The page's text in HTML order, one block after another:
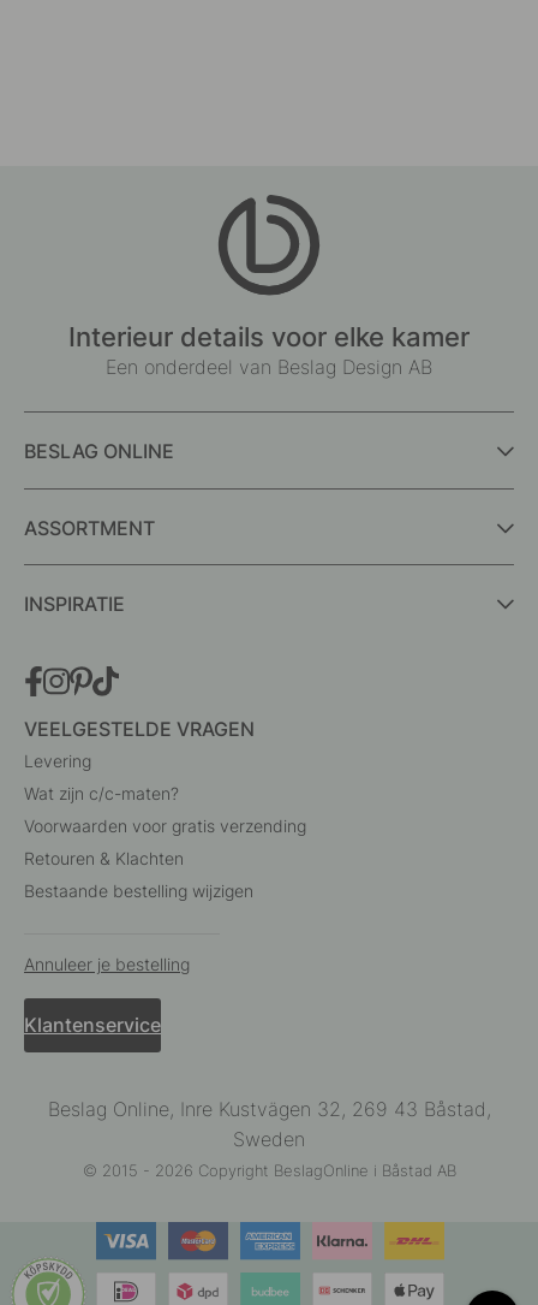
Interieur details voor elke kamer
Een onderdeel van Beslag Design AB
BESLAG ONLINE
ASSORTMENT
INSPIRATIE
VEELGESTELDE VRAGEN
Levering
Wat zijn c/c-maten?
Voorwaarden voor gratis verzending
Retouren & Klachten
Bestaande bestelling wijzigen
Annuleer je bestelling
Klantenservice
Beslag Online, Inre Kustvägen 32, 269 43 Båstad,
Sweden
© 2015 - 2026 Copyright BeslagOnline i Båstad AB